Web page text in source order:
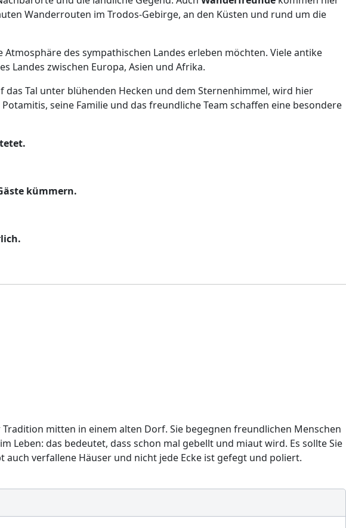
Wanderrouten im Trodos-Gebirge, an den Küsten und rund um die
des sympathischen Landes erleben möchten. Viele antike
Landes zwischen Europa, Asien und Afrika.
das Tal unter blühenden Hecken und dem Sternenhimmel, wird hier
seine Familie und das freundliche Team schaffen eine besondere
kümmern.
mitten in einem alten Dorf. Sie begegnen freundlichen Menschen
Leben: das bedeutet, dass schon mal gebellt und miaut wird. Es sollte Sie
verfallene Häuser und nicht jede Ecke ist gefegt und poliert.